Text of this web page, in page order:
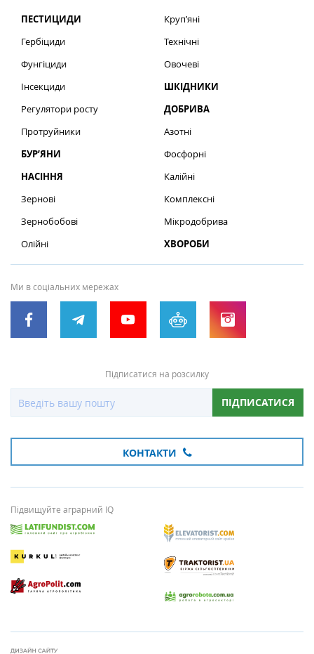
ПЕСТИЦИДИ
Гербіциди
Фунгіциди
Інсекциди
Регулятори росту
Протруйники
БУР’ЯНИ
НАСІННЯ
Зернові
Зернобобові
Олійні
Круп’яні
Технічні
Овочеві
ШКІДНИКИ
ДОБРИВА
Азотні
Фосфорні
Калійні
Комплексні
Мікродобрива
ХВОРОБИ
Ми в соціальних мережах
Підписатися на розсилку
ПІДПИСАТИСЯ
КОНТАКТИ
Підвищуйте аграрний IQ